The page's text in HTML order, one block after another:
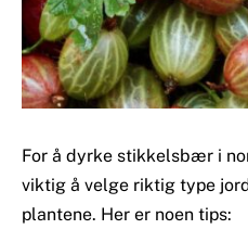
For å dyrke stikkelsbær i
viktig å velge riktig type
plantene. Her er noen tips: